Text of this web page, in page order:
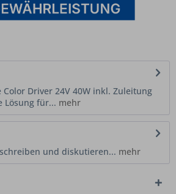
Color Driver 24V 40W inkl. Zuleitung
Lösung für... mehr
und diskutieren... mehr